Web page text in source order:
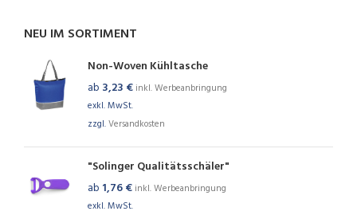
NEU IM SORTIMENT
Non-Woven Kühltasche
ab 3,23 € inkl. Werbeanbringung
exkl. MwSt.
zzgl.Versandkosten
"Solinger Qualitätsschäler"
ab 1,76€ inkl. Werbeanbringung
exkl. MwSt.